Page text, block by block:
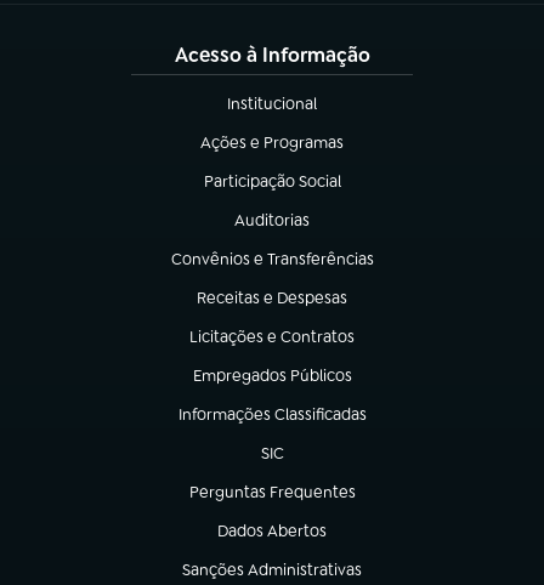
Acesso à Informação
Institucional
(abre em nova aba)
Ações e Programas
(abre em nova aba)
Participação Social
(abre em nova aba)
Auditorias
(abre em nova aba)
Convênios e Transferências
(abre em nova aba)
Receitas e Despesas
(abre em nova aba)
Licitações e Contratos
(abre em nova aba)
Empregados Públicos
(abre em nova aba)
Informações Classificadas
(abre em nova aba)
SIC
(abre em nova aba)
Perguntas Frequentes
(abre em nova aba)
Dados Abertos
(abre em nova aba)
Sanções Administrativas
(abre em nova aba)